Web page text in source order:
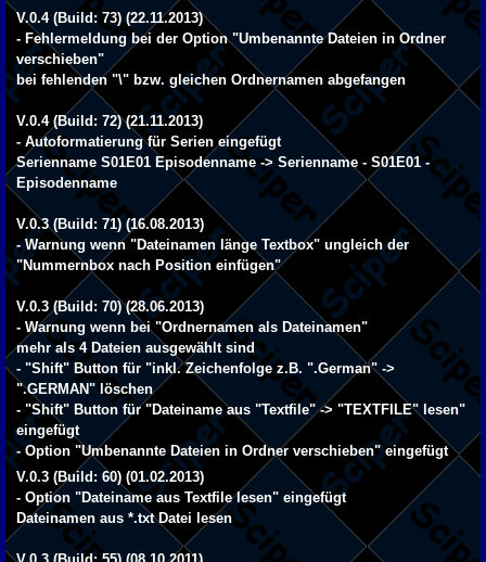
V.0.4 (Build: 73) (22.11.2013)
- Fehlermeldung bei der Option "Umbenannte Dateien in Ordner
verschieben"
bei fehlenden "\" bzw. gleichen Ordnernamen abgefangen
V.0.4 (Build: 72) (21.11.2013)
- Autoformatierung für Serien eingefügt
Serienname S01E01 Episodenname -> Serienname - S01E01 -
Episodenname
V.0.3 (Build: 71) (16.08.2013)
- Warnung wenn "Dateinamen länge Textbox" ungleich der
"Nummernbox nach Position einfügen"
V.0.3 (Build: 70) (28.06.2013)
- Warnung wenn bei "Ordnernamen als Dateinamen"
mehr als 4 Dateien ausgewählt sind
- "Shift" Button für "inkl. Zeichenfolge z.B. ".German" ->
".GERMAN" löschen
- "Shift" Button für "Dateiname aus "Textfile" -> "TEXTFILE" lesen"
eingefügt
- Option "Umbenannte Dateien in Ordner verschieben" eingefügt
V.0.3 (Build: 60) (01.02.2013)
- Option "Dateiname aus Textfile lesen" eingefügt
Dateinamen aus *.txt Datei lesen